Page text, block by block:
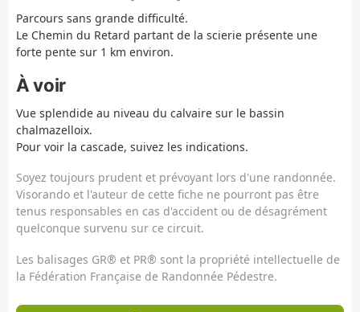
Parcours sans grande difficulté.
Le Chemin du Retard partant de la scierie présente une
forte pente sur 1 km environ.
À voir
Vue splendide au niveau du calvaire sur le bassin
chalmazelloix.
Pour voir la cascade, suivez les indications.
Soyez toujours prudent et prévoyant lors d'une randonnée.
Visorando et l'auteur de cette fiche ne pourront pas être
tenus responsables en cas d'accident ou de désagrément
quelconque survenu sur ce circuit.
Les balisages GR® et PR® sont la propriété intellectuelle de
la Fédération Française de Randonnée Pédestre.